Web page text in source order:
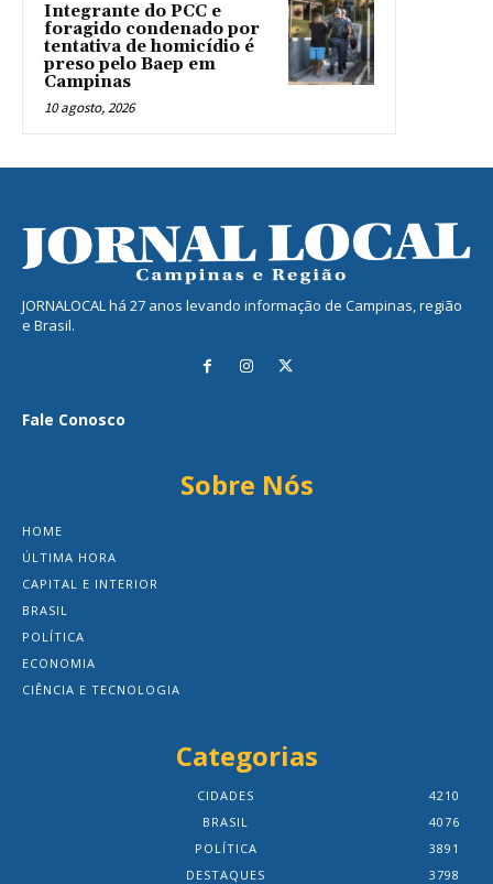
Integrante do PCC e
foragido condenado por
tentativa de homicídio é
preso pelo Baep em
Campinas
10 agosto, 2026
JORNALOCAL há 27 anos levando informação de Campinas, região
e Brasil.
Fale Conosco
Sobre Nós
HOME
ÚLTIMA HORA
CAPITAL E INTERIOR
BRASIL
POLÍTICA
ECONOMIA
CIÊNCIA E TECNOLOGIA
Categorias
CIDADES
4210
BRASIL
4076
POLÍTICA
3891
DESTAQUES
3798